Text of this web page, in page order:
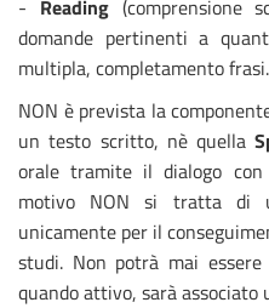
- Reading(comprensione
domande pertinenti a
multipla, completamento
NON è prevista la
un testo scritto, nè quella
orale tramite il dialogo
motivo NON si tratta di
unicamente per il
studi. Non potrà mai
quando attivo, sarà associato